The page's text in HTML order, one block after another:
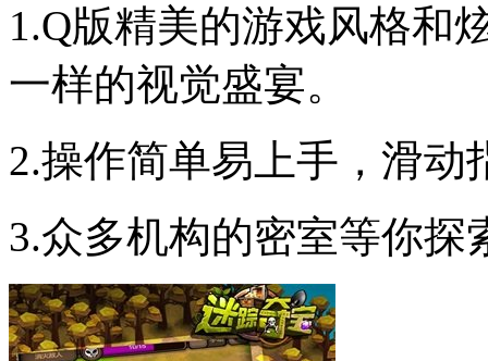
1.Q版精美的游戏风格和
一样的视觉盛宴。
2.操作简单易上手，滑动
3.众多机构的密室等你探